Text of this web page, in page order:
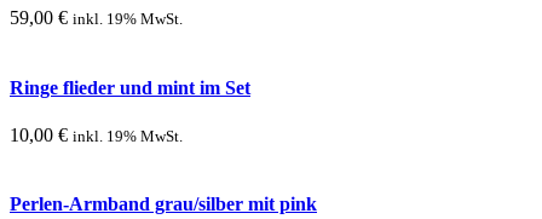
59,00 € inkl. 19% MwSt.
Ringe flieder und mint im Set
10,00 € inkl. 19% MwSt.
Perlen-Armband grau/silber mit pink